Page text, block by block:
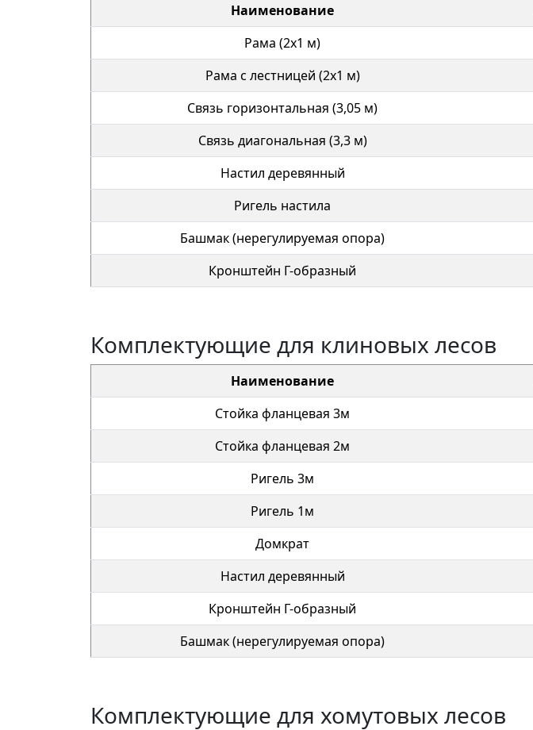
Наименование
Рама (2х1 м)
Рама с лестницей (2х1 м)
Связь горизонтальная (3,05 м)
Связь диагональная (3,3 м)
Настил деревянный
Ригель настила
Башмак (нерегулируемая опора)
Кронштейн Г-образный
Комплектующие для клиновых лесов
Наименование
Стойка фланцевая 3м
Стойка фланцевая 2м
Ригель 3м
Ригель 1м
Домкрат
Настил деревянный
Кронштейн Г-образный
Башмак (нерегулируемая опора)
Комплектующие для хомутовых лесов